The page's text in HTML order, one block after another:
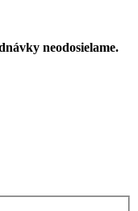
neodosielame.